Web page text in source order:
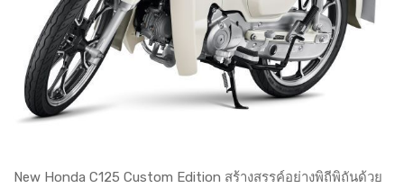
New Honda C125 Custom Edition สร้างสรรค์อย่างพิถีพิถันด้วย